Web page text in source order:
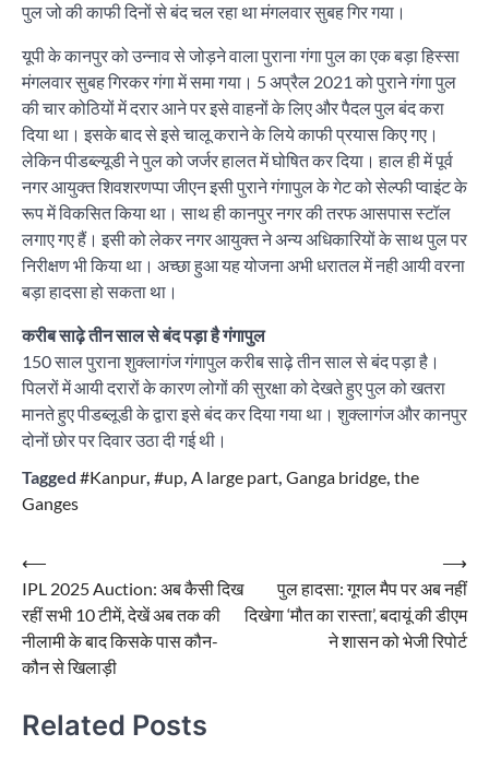
पुल जो की काफी दिनों से बंद चल रहा था मंगलवार सुबह गिर गया।
यूपी के कानपुर को उन्नाव से जोड़ने वाला पुराना गंगा पुल का एक बड़ा हिस्सा
मंगलवार सुबह गिरकर गंगा में समा गया। 5 अप्रैल 2021 को पुराने गंगा पुल
की चार कोठियों में दरार आने पर इसे वाहनों के लिए और पैदल पुल बंद करा
दिया था। इसके बाद से इसे चालू कराने के लिये काफी प्रयास किए गए।
लेकिन पीडब्ल्यूडी ने पुल को जर्जर हालत में घोषित कर दिया। हाल ही में पूर्व
नगर आयुक्त शिवशरणप्पा जीएन इसी पुराने गंगापुल के गेट को सेल्फी प्वाइंट के
रूप में विकसित किया था। साथ ही कानपुर नगर की तरफ आसपास स्टॉल
लगाए गए हैं। इसी को लेकर नगर आयुक्त ने अन्य अधिकारियों के साथ पुल पर
निरीक्षण भी किया था। अच्छा हुआ यह योजना अभी धरातल में नही आयी वरना
बड़ा हादसा हो सकता था।
करीब साढ़े तीन साल से बंद पड़ा है गंगापुल
150 साल पुराना शुक्लागंज गंगापुल करीब साढ़े तीन साल से बंद पड़ा है।
पिलरों में आयी दरारों के कारण लोगों की सुरक्षा को देखते हुए पुल को खतरा
मानते हुए पीडब्लूडी के द्वारा इसे बंद कर दिया गया था। शुक्लागंज और कानपुर
दोनों छोर पर दिवार उठा दी गई थी।
Tagged #Kanpur, #up, A large part, Ganga bridge, the
Ganges
Post
navigation
⟵
IPL 2025 Auction: अब कैसी दिख
रहीं सभी 10 टीमें, देखें अब तक की
नीलामी के बाद किसके पास कौन-
कौन से खिलाड़ी
पुल हादसा: गूगल मैप पर अब नहीं
दिखेगा ‘मौत का रास्ता’, बदायूं की डीएम
ने शासन को भेजी रिपोर्ट
⟶
Related Posts